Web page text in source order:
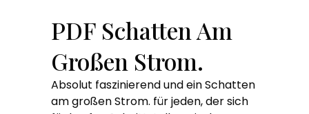
PDF Schatten Am
Großen Strom.
Absolut faszinierend und ein Schatten
am großen Strom. für jeden, der sich